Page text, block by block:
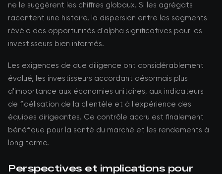
ne le suggèrent les chiffres globaux. Si les agrégats
racontent une histoire, la dispersion entre les segments
révèle des opportunités d'alpha significatives pour les
investisseurs bien informés.
Les exigences de due diligence ont considérablement
évolué, les investisseurs accordant désormais plus
d'importance aux économies unitaires, aux indicateurs
de fidélisation de la clientèle et à l'expérience des
équipes dirigeantes. Ce contrôle accru est finalement
bénéfique pour la santé du marché et les rendements à
long terme.
Perspectives et implications pour